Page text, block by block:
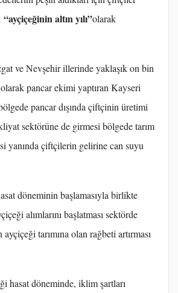
“ayçiçeğinin altın yılı”olarak
ve Nevşehir illerinde yaklaşık on bin
pancar ekimi yaptıran Kayseri
pancar dışında çiftçinin üretimi
sektörüne de girmesi bölgede tarım
yanında çiftçilerin gelirine can suyu
döneminin başlamasıyla birlikte
alımlarını başlatması sektörde
tarımına olan rağbeti artırması
hasat döneminde, iklim şartları